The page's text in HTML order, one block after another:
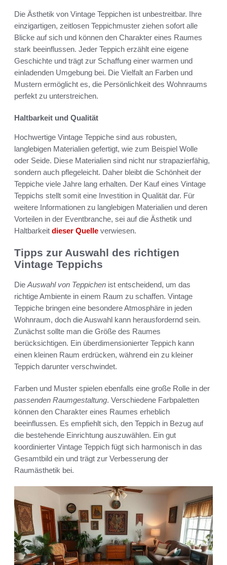
Die Ästhetik von Vintage Teppichen ist unbestreitbar. Ihre
einzigartigen, zeitlosen Teppichmuster ziehen sofort alle
Blicke auf sich und können den Charakter eines Raumes
stark beeinflussen. Jeder Teppich erzählt eine eigene
Geschichte und trägt zur Schaffung einer warmen und
einladenden Umgebung bei. Die Vielfalt an Farben und
Mustern ermöglicht es, die Persönlichkeit des Wohnraums
perfekt zu unterstreichen.
Haltbarkeit und Qualität
Hochwertige Vintage Teppiche sind aus robusten,
langlebigen Materialien gefertigt, wie zum Beispiel Wolle
oder Seide. Diese Materialien sind nicht nur strapazierfähig,
sondern auch pflegeleicht. Daher bleibt die Schönheit der
Teppiche viele Jahre lang erhalten. Der Kauf eines Vintage
Teppichs stellt somit eine Investition in Qualität dar. Für
weitere Informationen zu langlebigen Materialien und deren
Vorteilen in der Eventbranche, sei auf die Ästhetik und
Haltbarkeit dieser Quelle verwiesen.
Tipps zur Auswahl des richtigen
Vintage Teppichs
Die Auswahl von Teppichen ist entscheidend, um das
richtige Ambiente in einem Raum zu schaffen. Vintage
Teppiche bringen eine besondere Atmosphäre in jeden
Wohnraum, doch die Auswahl kann herausfordernd sein.
Zunächst sollte man die Größe des Raumes
berücksichtigen. Ein überdimensionierter Teppich kann
einen kleinen Raum erdrücken, während ein zu kleiner
Teppich darunter verschwindet.
Farben und Muster spielen ebenfalls eine große Rolle in der
passenden Raumgestaltung. Verschiedene Farbpaletten
können den Charakter eines Raumes erheblich
beeinflussen. Es empfiehlt sich, den Teppich in Bezug auf
die bestehende Einrichtung auszuwählen. Ein gut
koordinierter Vintage Teppich fügt sich harmonisch in das
Gesamtbild ein und trägt zur Verbesserung der
Raumästhetik bei.